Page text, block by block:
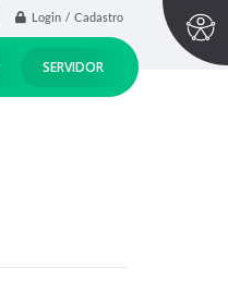
Login / Cadastro
SERVIDOR